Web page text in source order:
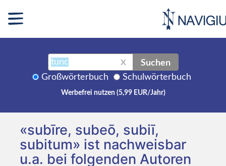
X Suchen
Großwörterbuch Schulwörterbuch
Werbefrei nutzen (5,99 EUR/Jahr)
«subīre, subeō, subiī,
subitum» ist nachweisbar
u.a. bei folgenden Autoren